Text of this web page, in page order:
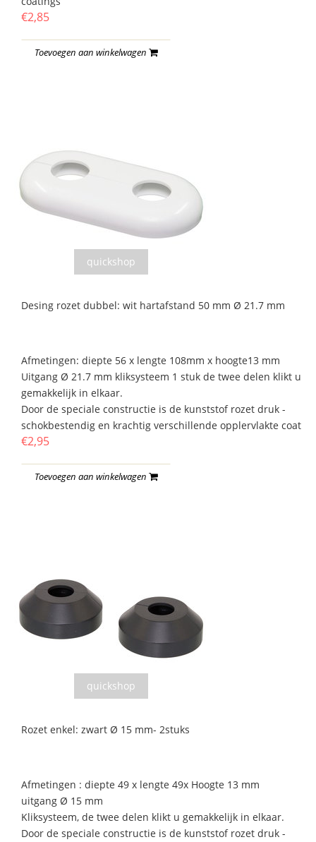
€2,85
Toevoegen aan winkelwagen
quickshop
Desing rozet dubbel: wit hartafstand 50 mm Ø 21.7 mm
Afmetingen: diepte 56 x lengte 108mm x hoogte13 mm
Uitgang Ø 21.7 mm kliksysteem 1 stuk de twee delen klikt u
gemakkelijk in elkaar.
Door de speciale constructie is de kunststof rozet druk -
schokbestendig en krachtig verschillende opplervlakte coat
€2,95
Toevoegen aan winkelwagen
quickshop
Rozet enkel: zwart Ø 15 mm- 2stuks
Afmetingen : diepte 49 x lengte 49x Hoogte 13 mm
uitgang Ø 15 mm
Kliksysteem, de twee delen klikt u gemakkelijk in elkaar.
Door de speciale constructie is de kunststof rozet druk -